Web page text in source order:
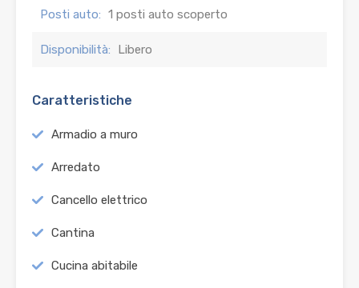
Posti auto: 1 posti auto scoperto
Disponibilità: Libero
Caratteristiche
Armadio a muro
Arredato
Cancello elettrico
Cantina
Cucina abitabile